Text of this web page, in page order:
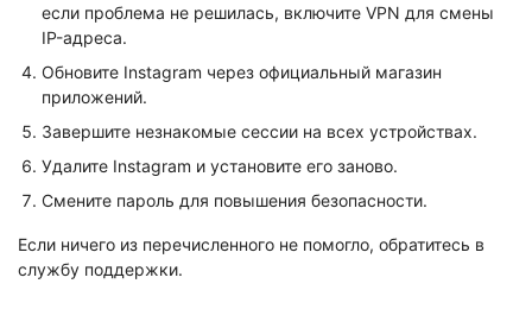
если проблема не решилась, включите VPN для смены
IP-адреса.
Обновите Instagram через официальный магазин
приложений.
Завершите незнакомые сессии на всех устройствах.
Удалите Instagram и установите его заново.
Смените пароль для повышения безопасности.
Если ничего из перечисленного не помогло, обратитесь в
службу поддержки.